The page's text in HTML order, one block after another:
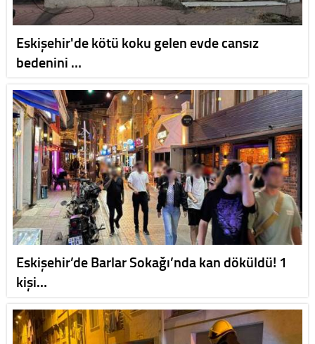
Eskişehir'de kötü koku gelen evde cansız
bedenini …
Eskişehir’de Barlar Sokağı’nda kan döküldü! 1
kişi…